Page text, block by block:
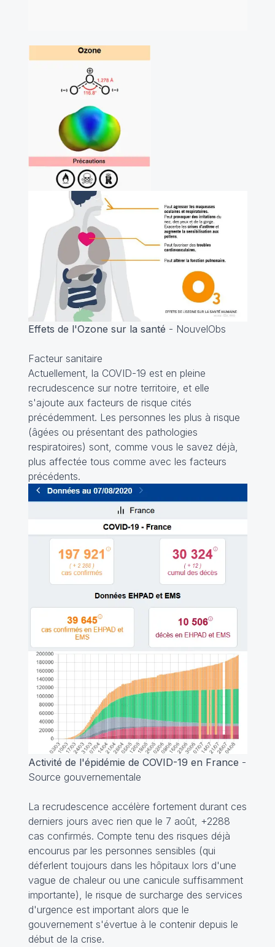
Effets de l'Ozone sur la santé - NouvelObs
Facteur sanitaire
Actuellement, la COVID-19 est en pleine
recrudescence sur notre territoire, et elle
s'ajoute aux facteurs de risque cités
précédemment. Les personnes les plus à risque
(âgées ou présentant des pathologies
respiratoires) sont, comme vous le savez déjà,
plus affectée tous comme avec les facteurs
précédents.
Activité de l'épidémie de COVID-19 en France -
Source gouvernementale
La recrudescence accélère fortement durant ces
derniers jours avec rien que le 7 août, +2288
cas confirmés. Compte tenu des risques déjà
encourus par les personnes sensibles (qui
déferlent toujours dans les hôpitaux lors d'une
vague de chaleur ou une canicule suffisamment
importante), le risque de surcharge des services
d'urgence est important alors que le
gouvernement s'évertue à le contenir depuis le
début de la crise.